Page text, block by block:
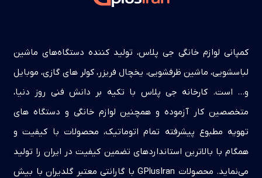
کمپانی لوازم خانگی جی پلاس، تولید کننده دستگاه‌های ماشین
لباسشویی، ماشین ظرفشویی، یخچال فریزر، کولر های گازی، موبایل
و… است. کارخانه جی پلاس با تکیه بر دانش فنی روز دنیا،
متخصصین کار آزموده و همچنین لوازم خانگی و دستگاه های
تهویه مطبوع پیشرفته تمام اتوماتیک، محصولات با کیفیت و
همگام با بالاترین استانداردهای تضمین کیفیت در ایران را تولید
می‌نماید. محصولات GPlusIran با گارانتی معتبر گلدیران با بیش